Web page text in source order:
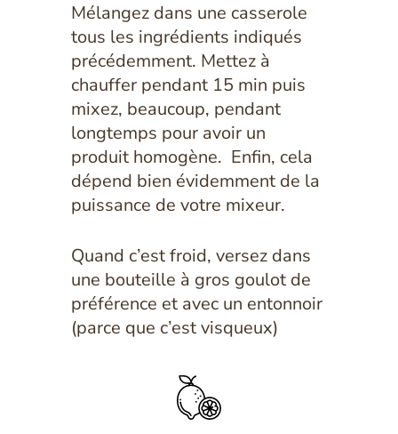
Mélangez dans une casserole
tous les ingrédients indiqués
précédemment. Mettez à
chauffer pendant 15 min puis
mixez, beaucoup, pendant
longtemps pour avoir un
produit homogène. Enfin, cela
dépend bien évidemment de la
puissance de votre mixeur.
Quand c’est froid, versez dans
une bouteille à gros goulot de
préférence et avec un entonnoir
(parce que c’est visqueux)